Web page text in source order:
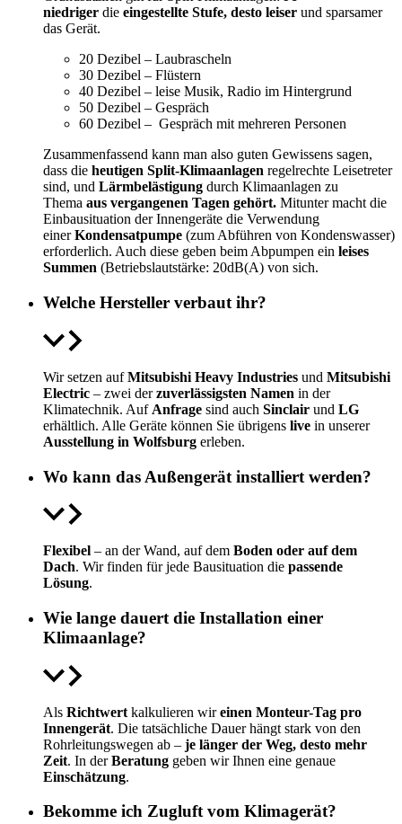
niedriger die eingestellte Stufe, desto leiser und sparsamer
das Gerät.
20 Dezibel – Laubrascheln
30 Dezibel – Flüstern
40 Dezibel – leise Musik, Radio im Hintergrund
50 Dezibel – Gespräch
60 Dezibel – Gespräch mit mehreren Personen
Zusammenfassend kann man also guten Gewissens sagen,
dass die heutigen Split-Klimaanlagen regelrechte Leisetreter
sind, und Lärmbelästigung durch Klimaanlagen zu
Thema aus vergangenen Tagen gehört. Mitunter macht die
Einbausituation der Innengeräte die Verwendung
einerKondensatpumpe (zum Abführen von Kondenswasser)
erforderlich. Auch diese geben beim Abpumpen ein leises
Summen (Betriebslautstärke: 20dB(A) von sich.
Welche Hersteller verbaut ihr?
Wir setzen aufMitsubishi Heavy Industries und Mitsubishi
Electric – zwei derzuverlässigsten Namen in der
Klimatechnik. Auf Anfrage sind auch Sinclair und LG
erhältlich. Alle Geräte können Sie übrigens live in unserer
Ausstellung in Wolfsburg erleben.
Wo kann das Außengerät installiert werden?
Flexibel – an der Wand, auf dem Boden oder auf dem
Dach. Wir finden für jede Bausituation die passende
Lösung.
Wie lange dauert die Installation einer
Klimaanlage?
Als Richtwert kalkulieren wireinen Monteur-Tag pro
Innengerät. Die tatsächliche Dauer hängt stark von den
Rohrleitungswegen ab – je länger der Weg, desto mehr
Zeit. In derBeratung geben wir Ihnen eine genaue
Einschätzung.
Bekomme ich Zugluft vom Klimagerät?